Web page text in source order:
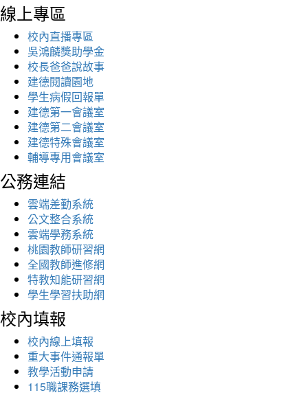
線上專區
校內直播專區
吳鴻麟獎助學金
校長爸爸說故事
建德閱讀園地
學生病假回報單
建德第一會議室
建德第二會議室
建德特殊會議室
輔導專用會議室
公務連結
雲端差勤系統
公文整合系統
雲端學務系統
桃園教師研習網
全國教師進修網
特教知能研習網
學生學習扶助網
校內填報
校內線上填報
重大事件通報單
教學活動申請
115職課務選填